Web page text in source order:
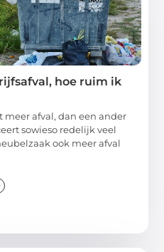
hoe ruim ik
afval, dan een ander
sowieso redelijk veel
ook meer afval